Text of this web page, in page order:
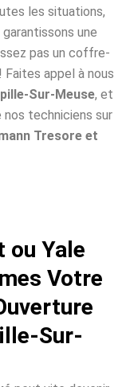
les situations,
une
pas un coffre-
appel à nous
Sur-Meuse, et
nos techniciens sur
Tresore et
Yale
Votre
Sur-